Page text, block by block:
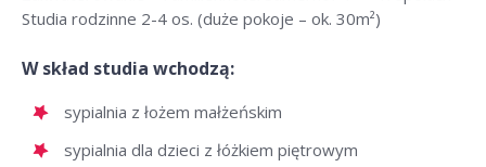
Studia rodzinne 2-4 os. (duże pokoje – ok. 30m²)
W skład studia wchodzą:
sypialnia z łożem małżeńskim
sypialnia dla dzieci z łóżkiem piętrowym